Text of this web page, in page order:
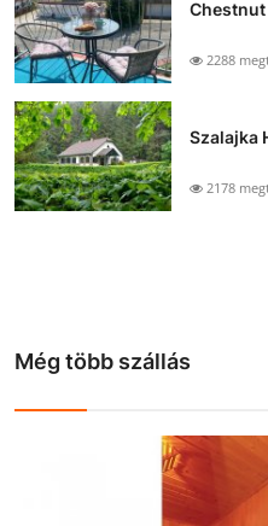
2288
Szalajka
2178
Még több szállás